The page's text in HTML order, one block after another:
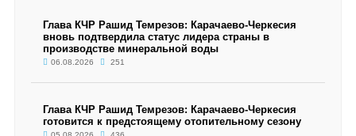
Глава КЧР Рашид Темрезов: Карачаево-Черкесия
вновь подтвердила статус лидера страны в
производстве минеральной воды
06.08.2026 251
Глава КЧР Рашид Темрезов: Карачаево-Черкесия
готовится к предстоящему отопительному сезону